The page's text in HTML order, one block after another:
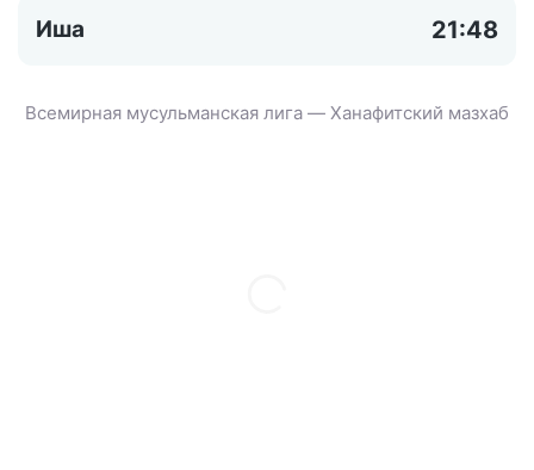
Иша 21:48
Всемирная мусульманская лига — Ханафитский мазхаб